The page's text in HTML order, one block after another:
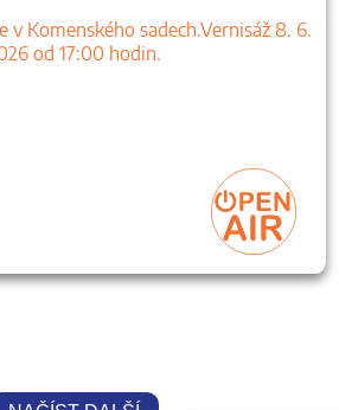
v Komenského sadech.Vernisáž 8. 6.
od 17:00 hodin.